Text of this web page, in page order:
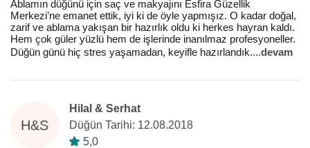
Ablamın düğünü için saç ve makyajını Esfira Güzellik
Merkezi’ne emanet ettik, iyi ki de öyle yapmışız. O kadar doğal,
zarif ve ablama yakışan bir hazırlık oldu ki herkes hayran kaldı.
Hem çok güler yüzlü hem de işlerinde inanılmaz profesyoneller.
Düğün günü hiç stres yaşamadan, keyifle hazırlandık....devam
H&S
Hilal & Serhat
Düğün Tarihi: 12.08.2018
5,0